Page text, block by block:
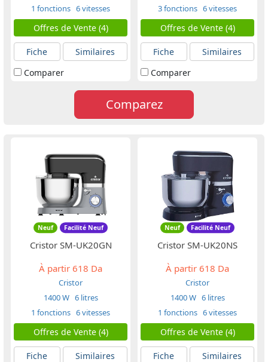
1 fonctions 6 vitesses
Offres de Vente (4)
Fiche
Similaires
Comparer
3 fonctions 6 vitesses
Offres de Vente (4)
Fiche
Similaires
Comparer
Comparez
Neuf Facilité Neuf
Cristor SM-UK20GN
À partir 618 Da
Cristor
1400 W 6 litres
1 fonctions 6 vitesses
Offres de Vente (4)
Fiche
Similaires
Neuf Facilité Neuf
Cristor SM-UK20NS
À partir 618 Da
Cristor
1400 W 6 litres
1 fonctions 6 vitesses
Offres de Vente (4)
Fiche
Similaires